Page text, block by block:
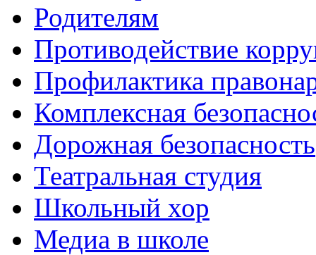
Родителям
Противодействие
Профилактика
Комплексная
Дорожная безопасность
Театральная студия
Школьный хор
Медиа в школе